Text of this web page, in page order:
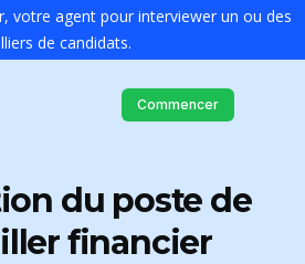
votre agent pour interviewer un ou des
de candidats.
Commencer
du poste de
financier